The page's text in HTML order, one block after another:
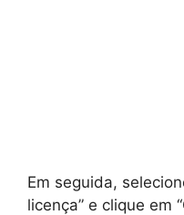
Em seguida,
licença” e clique em